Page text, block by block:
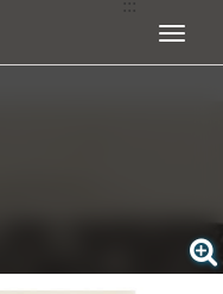
展開選單